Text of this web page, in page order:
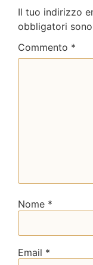
Il tuo indirizzo
obbligatori
Commento *
Nome *
Email *